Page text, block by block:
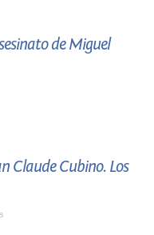
de Miguel
Claude Cubino. Los